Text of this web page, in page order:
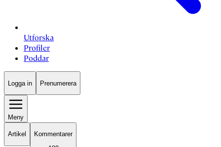
Utforska
Profiler
Poddar
Logga in Prenumerera
Meny
Artikel
Kommentarer